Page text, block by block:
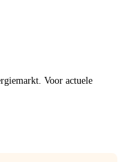
Voor actuele